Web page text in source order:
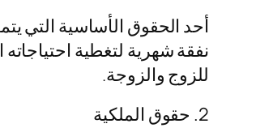
أحد الحقوق الأساسية التي
نفقة شهرية لتغطية
للزوج والزوجة.
2. حقوق الملكية